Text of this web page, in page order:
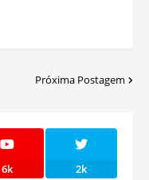
Próxima Postagem
6k 2k